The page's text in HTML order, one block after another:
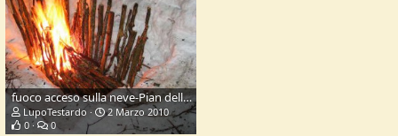
fuoco acceso sulla neve-Pian delle Fontanelle
LupoTestardo
2 Marzo 2010
0
0